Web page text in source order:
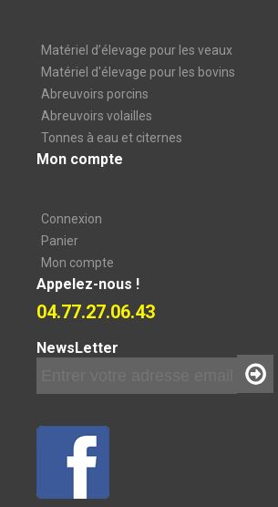
Matériel d’élevage pour les veaux
Matériel d'élevage pour les bovins
Abreuvoirs porcins
Abreuvoirs volailles
Tonnes à eau et citernes
Mon compte
Connexion
Panier
Mon compte
Appelez-nous !
04.77.27.06.43
NewsLetter